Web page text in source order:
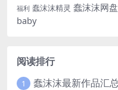
福利 蠢沫沫精灵 蠢沫沫网盘
baby
阅读排行
1